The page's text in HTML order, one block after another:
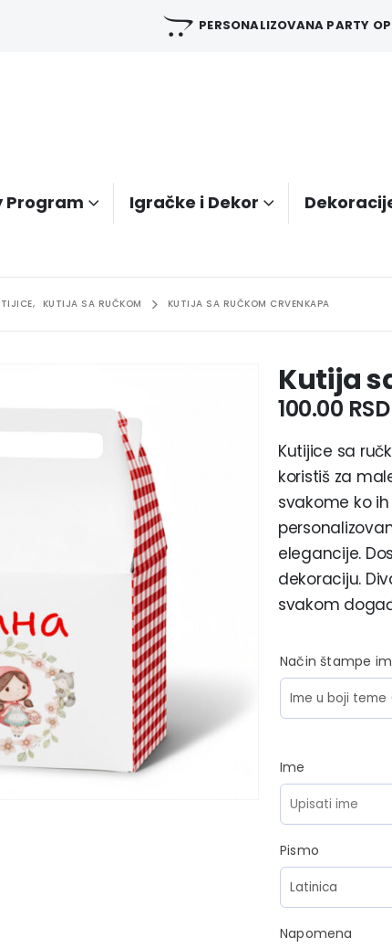
PERSONALIZOVANA PARTY
Program Igračke i Dekor
, KUTIJA SA RUČKOM KUTIJA SA RUČKOM CRVENKAPA
Kutija
100.00 RSD
Kutijice sa
koristiš za
svakome ko
elegancije.
dekoraciju.
svakom
Način štampe
Ime
Pismo
Napomena